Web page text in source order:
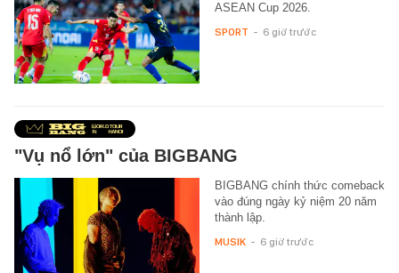
ASEAN Cup 2026.
SPORT - 6 giờ trước
"Vụ nổ lớn" của BIGBANG
BIGBANG chính thức comeback
vào đúng ngày kỷ niệm 20 năm
thành lập.
MUSIK - 6 giờ trước